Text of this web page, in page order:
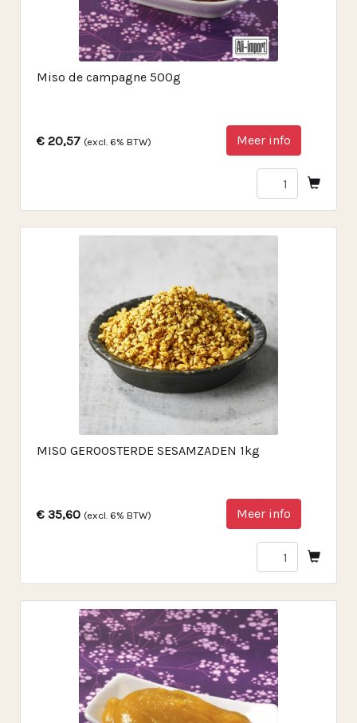
Miso de campagne 500g
€ 20,57 (excl. 6% BTW) Meer info
MISO GEROOSTERDE SESAMZADEN 1kg
€ 35,60 (excl. 6% BTW) Meer info